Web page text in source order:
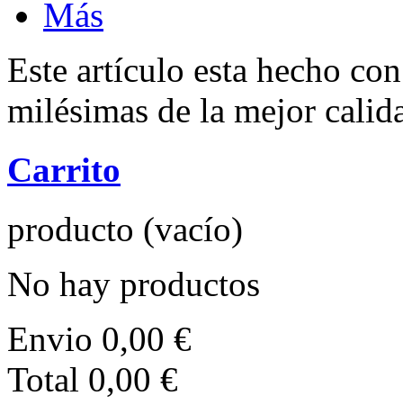
Más
Este artículo esta hecho
milésimas de la mejor
Carrito
producto (vacío)
No hay productos
Envio 0,00 €
Total 0,00 €